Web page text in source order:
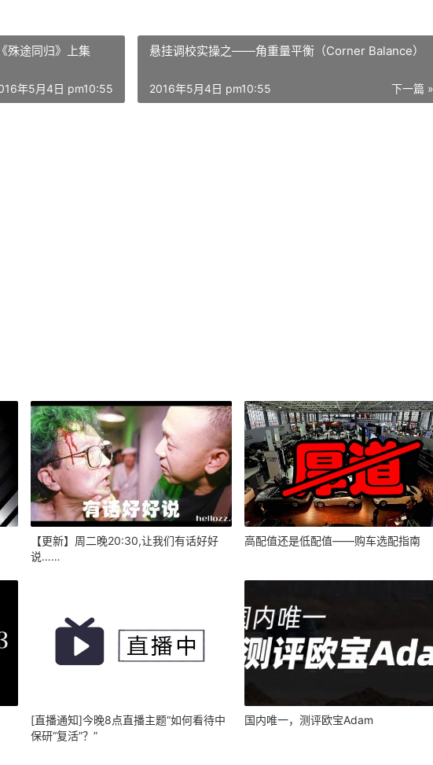
殊途同归》上集
年5月4日 pm10:55
悬挂调校实操之——角重量平衡（Corner Balance）
下一篇 »
2016年5月4日 pm10:55
【更新】周二晚20:30,让我们有话好好
说……
高配值还是低配值——购车选配指南
[直播通知]今晚8点直播主题“如何看待中
保研“复活”？”
国内唯一，测评欧宝Adam